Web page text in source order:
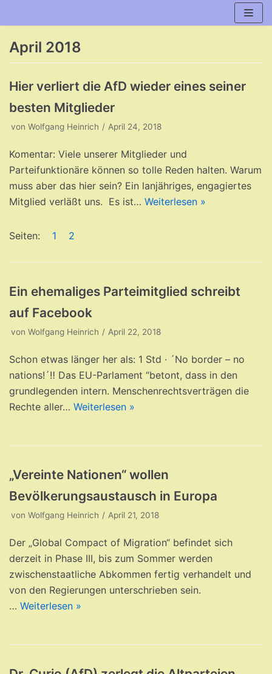
April 2018
Hier verliert die AfD wieder eines seiner
besten Mitglieder
von Wolfgang Heinrich April 24, 2018
Komentar: Viele unserer Mitglieder und
Parteifunktionäre können so tolle Reden halten. Warum
muss aber das hier sein? Ein lanjähriges, engagiertes
Mitglied verläßt uns. Es ist… Weiterlesen »
Seiten: 1 2
Ein ehemaliges Parteimitglied schreibt
auf Facebook
von Wolfgang Heinrich April 22, 2018
Schon etwas länger her als: 1 Std · ´No border – no
nations!´‼ Das EU-Parlament “betont, dass in den
grundlegenden intern. Menschenrechtsverträgen die
Rechte aller… Weiterlesen »
„Vereinte Nationen“ wollen
Bevölkerungsaustausch in Europa
von Wolfgang Heinrich April 21, 2018
Der „Global Compact of Migration“ befindet sich
derzeit in Phase III, bis zum Sommer werden
zwischenstaatliche Abkommen fertig verhandelt und
von den Regierungen unterschrieben sein.
… Weiterlesen »